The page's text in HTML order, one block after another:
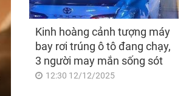
Kinh hoàng cảnh tượng máy
bay rơi trúng ô tô đang chạy,
3 người may mắn sống sót
12:30 12/12/2025